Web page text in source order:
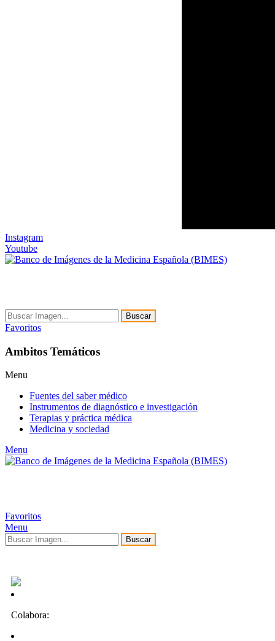
Instagram
Youtube
Buscar
Favoritos
Ambitos Temáticos
Menu
Fuentes del saber médico
Instrumentos de diagnóstico e investigación
Terapias y práctica médica
Medicina y sociedad
Menu
Favoritos
Menu
Buscar
Colabora: